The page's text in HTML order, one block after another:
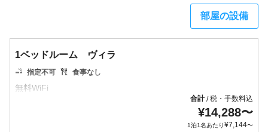
部屋の設備
1ベッドルーム ヴィラ
指定不可 食事なし
合計/税・手数料込
¥14,288〜
1泊1名あたり¥7,144〜